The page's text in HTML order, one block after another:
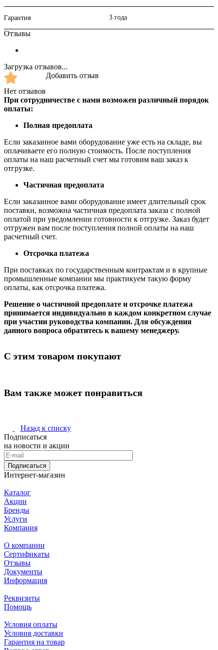
Гарантия 3 года
Отзывы
Загрузка отзывов...
Нет отзывов
Добавить отзыв
При сотрудничестве с нами возможен различный порядок
оплаты:
Полная предоплата
Если заказанное вами оборудование уже есть на складе, вы
оплачиваете его полную стоимость. После поступления
оплаты на наш расчетный счет мы готовим ваш заказ к
отгрузке.
Частичная предоплата
Если заказанное вами оборудование имеет длительный срок
поставки, возможна частичная предоплата заказа с полной
оплатой при уведомлении готовности к отгрузке. Заказ будет
отгружен вам после поступления полной оплаты на наш
расчетный счет.
Отсрочка платежа
При поставках по государственным контрактам и в крупные
промышленные компании мы практикуем такую форму
оплаты, как отсрочка платежа.
Решение о частичной предоплате и отсрочке платежа
принимается индивидуально в каждом конкретном случае
при участии руководства компании. Для обсуждения
данного вопроса обратитесь к вашему менеджеру.
С этим товаром покупают
Вам также может понравиться
Назад к списку
Подписаться
на новости и акции
Подписаться
Интернет-магазин
Каталог
Акции
Бренды
Услуги
Компания
О компании
Сертификаты
Отзывы
Документы
Информация
Реквизиты
Помощь
Условия оплаты
Условия доставки
Гарантия на товар